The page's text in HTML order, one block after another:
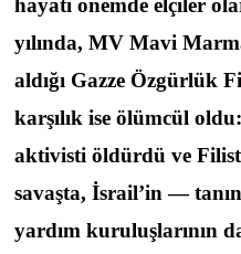
hayati önemde elçiler
yılında, MV Mavi
aldığı Gazze Özgürlük
karşılık ise ölümcül
aktivisti öldürdü ve
savaşta, İsrail’in —
yardım kuruluşlarının